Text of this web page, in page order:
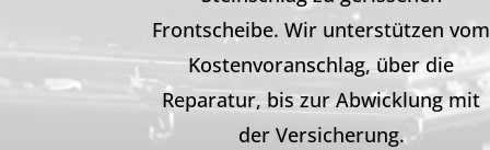
Frontscheibe. Wir unterstützen vom
Kostenvoranschlag, über die
Reparatur, bis zur Abwicklung mit
der Versicherung.